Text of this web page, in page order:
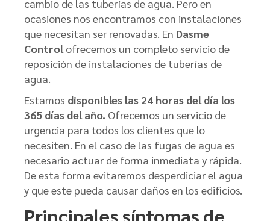
cambio de las tuberías de agua. Pero en
ocasiones nos encontramos con instalaciones
que necesitan ser renovadas. En Dasme
Controlofrecemos un completo servicio de
reposición de instalaciones de tuberías de
agua.
Estamos disponibles las 24 horas del día los
365 días del año. Ofrecemos un servicio de
urgencia para todos los clientes que lo
necesiten. En el caso de las fugas de agua es
necesario actuar de forma inmediata y rápida.
De esta forma evitaremos desperdiciar el agua
y que este pueda causar daños en los edificios.
Principales síntomas de